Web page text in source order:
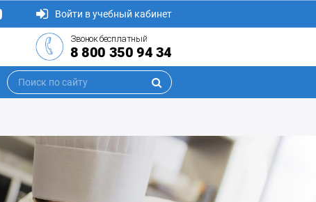
Войти в учебный кабинет
Звонок бесплатный
8 800 350 94 34